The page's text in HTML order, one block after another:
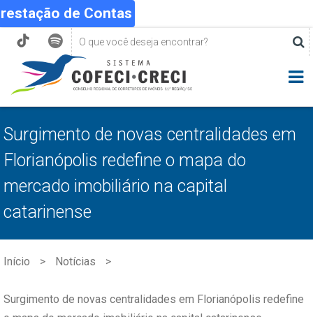
de Contas
Surgimento de novas centralidades em
Florianópolis redefine o mapa do
mercado imobiliário na capital
catarinense
Início Notícias
Surgimento de novas centralidades em Florianópolis redefine